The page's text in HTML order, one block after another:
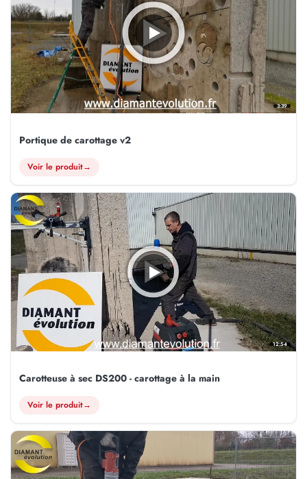
3:39
Portique de carottage v2
Voir le produit→
12:54
Carotteuse à sec DS200 - carottage à la main
Voir le produit→